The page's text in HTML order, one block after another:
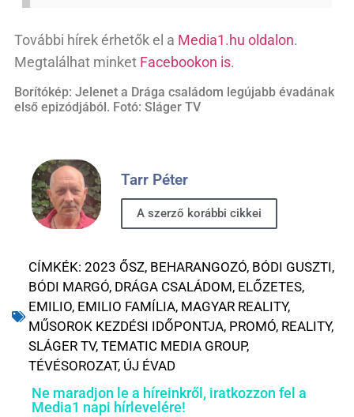
További hírek érhetők el a Media1.hu oldalon.
Megtalálhat minket Facebookon is.
Borítókép: Jelenet a Drága családom legújabb évadának
első epizódjából. Fotó: Sláger TV
Tarr Péter
A szerző korábbi cikkei
CÍMKÉK: 2023 ŐSZ, BEHARANGOZÓ, BÓDI GUSZTI,
BÓDI MARGÓ, DRÁGA CSALÁDOM, ELŐZETES,
EMILIO, EMILIO FAMÍLIA, MAGYAR REALITY,
MŰSOROK KEZDÉSI IDŐPONTJA, PROMÓ, REALITY,
SLÁGER TV, TEMATIC MEDIA GROUP,
TÉVÉSOROZAT, ÚJ ÉVAD
Ne maradjon le a híreinkről, iratkozzon fel a
Media1 napi hírlevelére!